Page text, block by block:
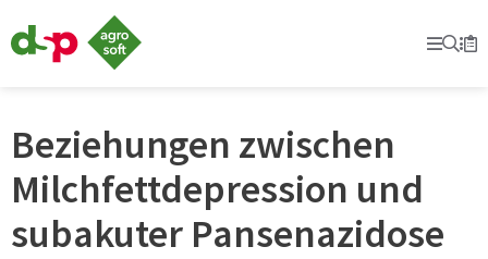
Beziehungen zwischen
Milchfettdepression und
subakuter Pansenazidose